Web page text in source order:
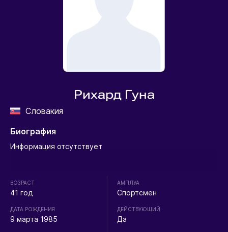
Рихард Гуна
Словакия
Биография
Информация отсутствует
ВОЗРАСТ
41 год
ДАТА РОЖДЕНИЯ
9 марта 1985
АМПЛУА
Спортсмен
ДЕЙСТВУЮЩИЙ
Да